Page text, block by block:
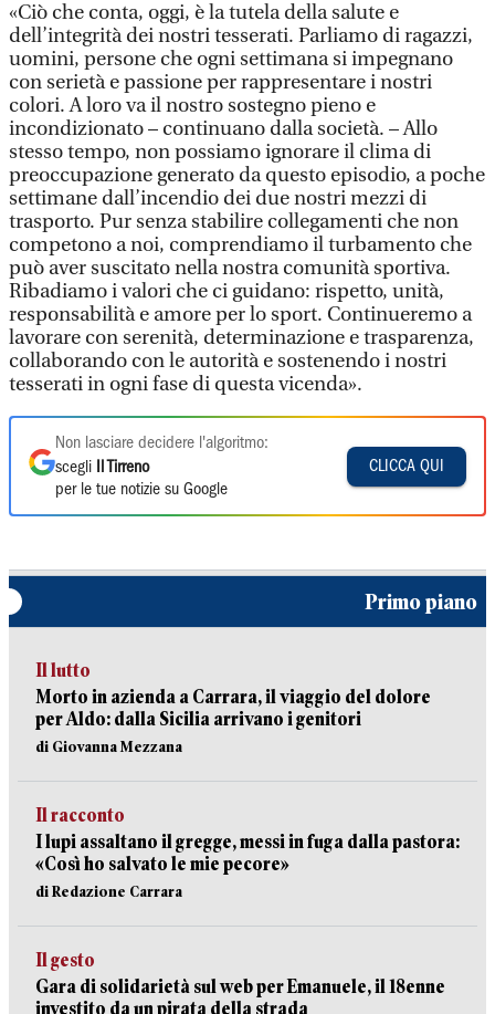
«Ciò che conta, oggi, è la tutela della salute e
dell’integrità dei nostri tesserati. Parliamo di ragazzi,
uomini, persone che ogni settimana si impegnano
con serietà e passione per rappresentare i nostri
colori. A loro va il nostro sostegno pieno e
incondizionato – continuano dalla società. – Allo
stesso tempo, non possiamo ignorare il clima di
preoccupazione generato da questo episodio, a poche
settimane dall’incendio dei due nostri mezzi di
trasporto. Pur senza stabilire collegamenti che non
competono a noi, comprendiamo il turbamento che
può aver suscitato nella nostra comunità sportiva.
Ribadiamo i valori che ci guidano: rispetto, unità,
responsabilità e amore per lo sport. Continueremo a
lavorare con serenità, determinazione e trasparenza,
collaborando con le autorità e sostenendo i nostri
tesserati in ogni fase di questa vicenda».
Non lasciare decidere l'algoritmo:
scegli
Il Tirreno
per le tue notizie su Google
CLICCA QUI
Primo piano
Il lutto
Morto in azienda a Carrara, il viaggio del dolore
per Aldo: dalla Sicilia arrivano i genitori
di Giovanna Mezzana
Il racconto
I lupi assaltano il gregge, messi in fuga dalla pastora:
«Così ho salvato le mie pecore»
di Redazione Carrara
Il gesto
Gara di solidarietà sul web per Emanuele, il 18enne
investito da un pirata della strada